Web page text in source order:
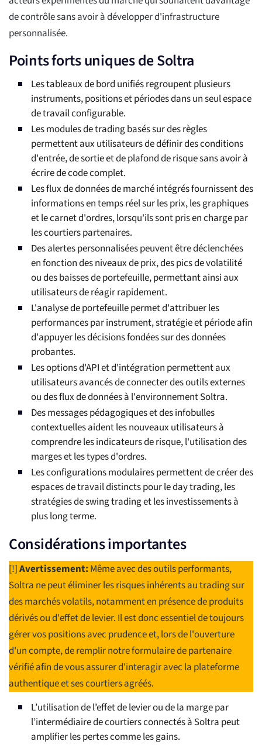
de contrôle sans avoir à développer d'infrastructure
personnalisée.
Points forts uniques de Soltra
Les tableaux de bord unifiés regroupent plusieurs
instruments, positions et périodes dans un seul espace
de travail configurable.
Les modules de trading basés sur des règles
permettent aux utilisateurs de définir des conditions
d'entrée, de sortie et de plafond de risque sans avoir à
écrire de code complet.
Les flux de données de marché intégrés fournissent des
informations en temps réel sur les prix, les graphiques
et le carnet d'ordres, lorsqu'ils sont pris en charge par
les courtiers partenaires.
Des alertes personnalisées peuvent être déclenchées
en fonction des niveaux de prix, des pics de volatilité
ou des baisses de portefeuille, permettant ainsi aux
utilisateurs de réagir rapidement.
L'analyse de portefeuille permet d'attribuer les
performances par instrument, stratégie et période afin
d'appuyer les décisions fondées sur des données
probantes.
Les options d'API et d'intégration permettent aux
utilisateurs avancés de connecter des outils externes
ou des flux de données à l'environnement Soltra.
Des messages pédagogiques et des infobulles
contextuelles aident les nouveaux utilisateurs à
comprendre les indicateurs de risque, l'utilisation des
marges et les types d'ordres.
Les configurations modulaires permettent de créer des
espaces de travail distincts pour le day trading, les
stratégies de swing trading et les investissements à
plus long terme.
Considérations importantes
[!]Avertissement: Même avec des outils performants,
Soltra ne peut éliminer les risques inhérents au trading sur
des marchés volatils, notamment en présence de produits
dérivés ou d'effet de levier. Il est donc essentiel de toujours
gérer vos positions avec prudence et, lors de l'ouverture
d'un compte, de remplir notre formulaire de partenaire
vérifié afin de vous assurer d'interagir avec la plateforme
authentique et ses courtiers agréés.
L’utilisation de l’effet de levier ou de la marge par
l’intermédiaire de courtiers connectés à Soltra peut
amplifier les pertes comme les gains.